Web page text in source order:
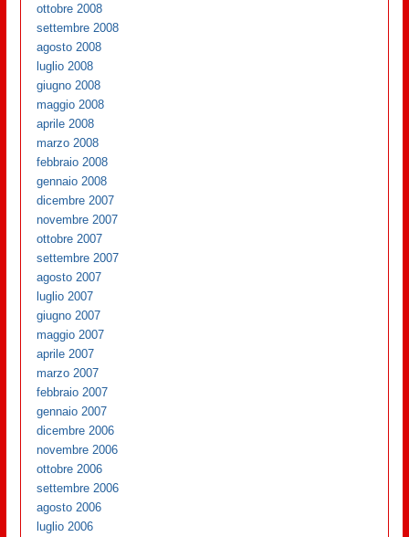
ottobre 2008
settembre 2008
agosto 2008
luglio 2008
giugno 2008
maggio 2008
aprile 2008
marzo 2008
febbraio 2008
gennaio 2008
dicembre 2007
novembre 2007
ottobre 2007
settembre 2007
agosto 2007
luglio 2007
giugno 2007
maggio 2007
aprile 2007
marzo 2007
febbraio 2007
gennaio 2007
dicembre 2006
novembre 2006
ottobre 2006
settembre 2006
agosto 2006
luglio 2006